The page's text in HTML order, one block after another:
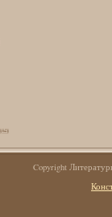
Copyright